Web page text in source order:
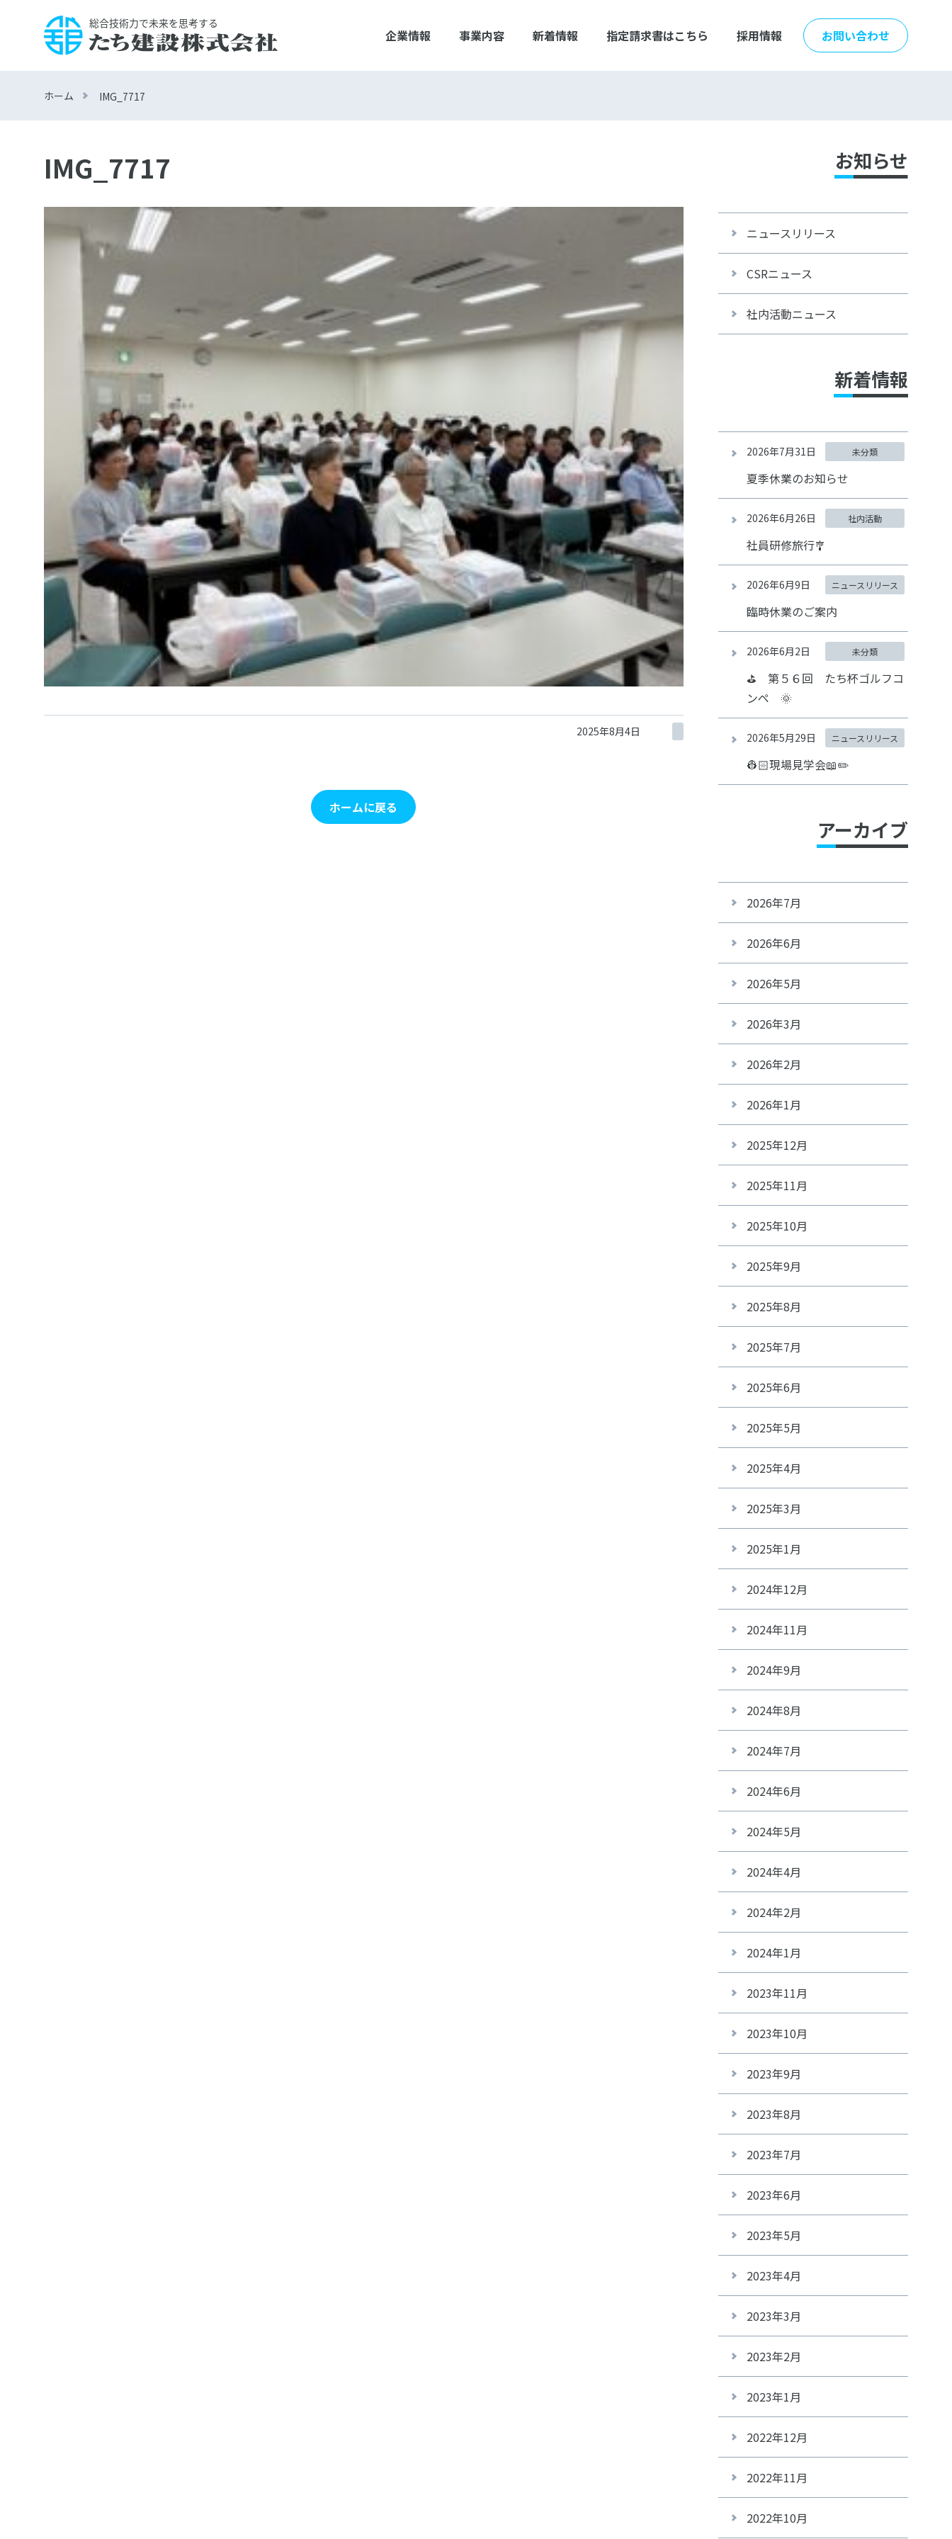
企業情報 事業内容 新着情報 指定請求書はこちら 採用情報 お問い合わせ
ホーム IMG_7717
IMG_7717
2025年8月4日
ホームに戻る
お知らせ
ニュースリリース
CSRニュース
社内活動ニュース
新着情報
2026年7月31日 未分類
夏季休業のお知らせ
2026年6月26日 社内活動
社員研修旅行🎐
2026年6月9日 ニュースリリース
臨時休業のご案内
2026年6月2日 未分類
⛳ 第５６回 たち杯ゴルフコ
ンペ 🌞
2026年5月29日 ニュースリリース
👷🏻現場見学会📖✏️
アーカイブ
2026年7月
2026年6月
2026年5月
2026年3月
2026年2月
2026年1月
2025年12月
2025年11月
2025年10月
2025年9月
2025年8月
2025年7月
2025年6月
2025年5月
2025年4月
2025年3月
2025年1月
2024年12月
2024年11月
2024年9月
2024年8月
2024年7月
2024年6月
2024年5月
2024年4月
2024年2月
2024年1月
2023年11月
2023年10月
2023年9月
2023年8月
2023年7月
2023年6月
2023年5月
2023年4月
2023年3月
2023年2月
2023年1月
2022年12月
2022年11月
2022年10月